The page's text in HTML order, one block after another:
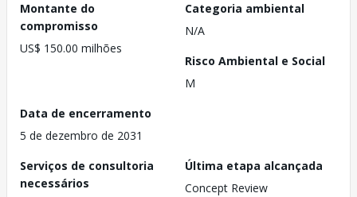
Montante do
compromisso
US$ 150.00 milhões
Categoria ambiental
N/A
Risco Ambiental e Social
M
Data de encerramento
5 de dezembro de 2031
Serviços de consultoria
necessários
Última etapa alcançada
Concept Review